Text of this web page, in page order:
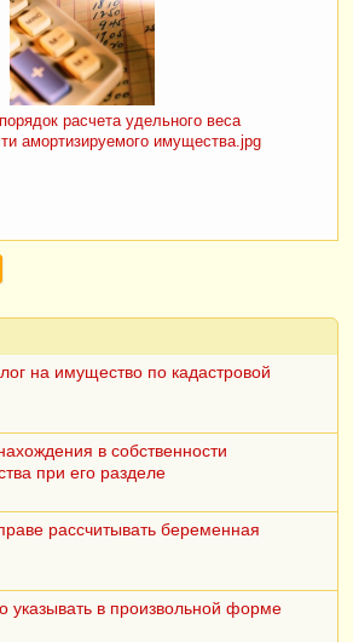
расчета удельного веса
амортизируемого имущества.jpg
на имущество по кадастровой
в собственности
при его разделе
рассчитывать беременная
указывать в произвольной форме